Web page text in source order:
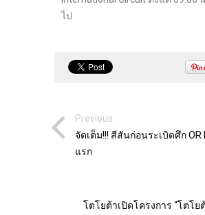
ไป
Previous:
จัดเต็ม!!! สีสันก่อนระเบิดศึก OR
แรก
โตโยต้าเปิดโครงการ “โตโย